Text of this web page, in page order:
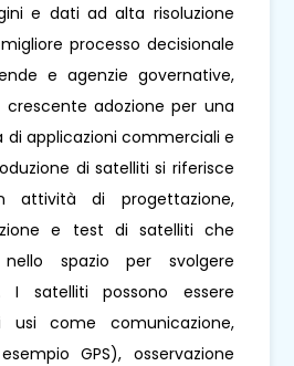
e dati ad alta risoluzione
processo decisionale
e agenzie governative,
adozione per una
applicazioni commerciali e
di satelliti si riferisce
di progettazione,
e test di satelliti che
spazio per svolgere
I satelliti possono essere
usi come comunicazione,
GPS), osservazione